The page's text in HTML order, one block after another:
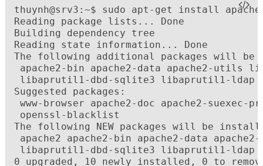
thuynh@srv3:~$ sudo apt-get install
Reading package lists... Done
Building dependency tree
Reading state information... Done
The following additional packages will
apache2-bin apache2-data apache2-utils
libaprutil1-dbd-sqlite3 libaprutil1-ldap
Suggested packages:
www-browser apache2-doc apache2-
openssl-blacklist
The following NEW packages will be
apache2 apache2-bin apache2-data
libaprutil1-dbd-sqlite3 libaprutil1-ldap
0 upgraded, 10 newly installed, 0 to